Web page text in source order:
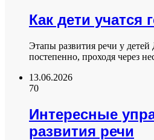
Как дети учатся
Этапы развития речи у детей
постепенно, проходя через
13.06.2026
70
Интересные
развития речи